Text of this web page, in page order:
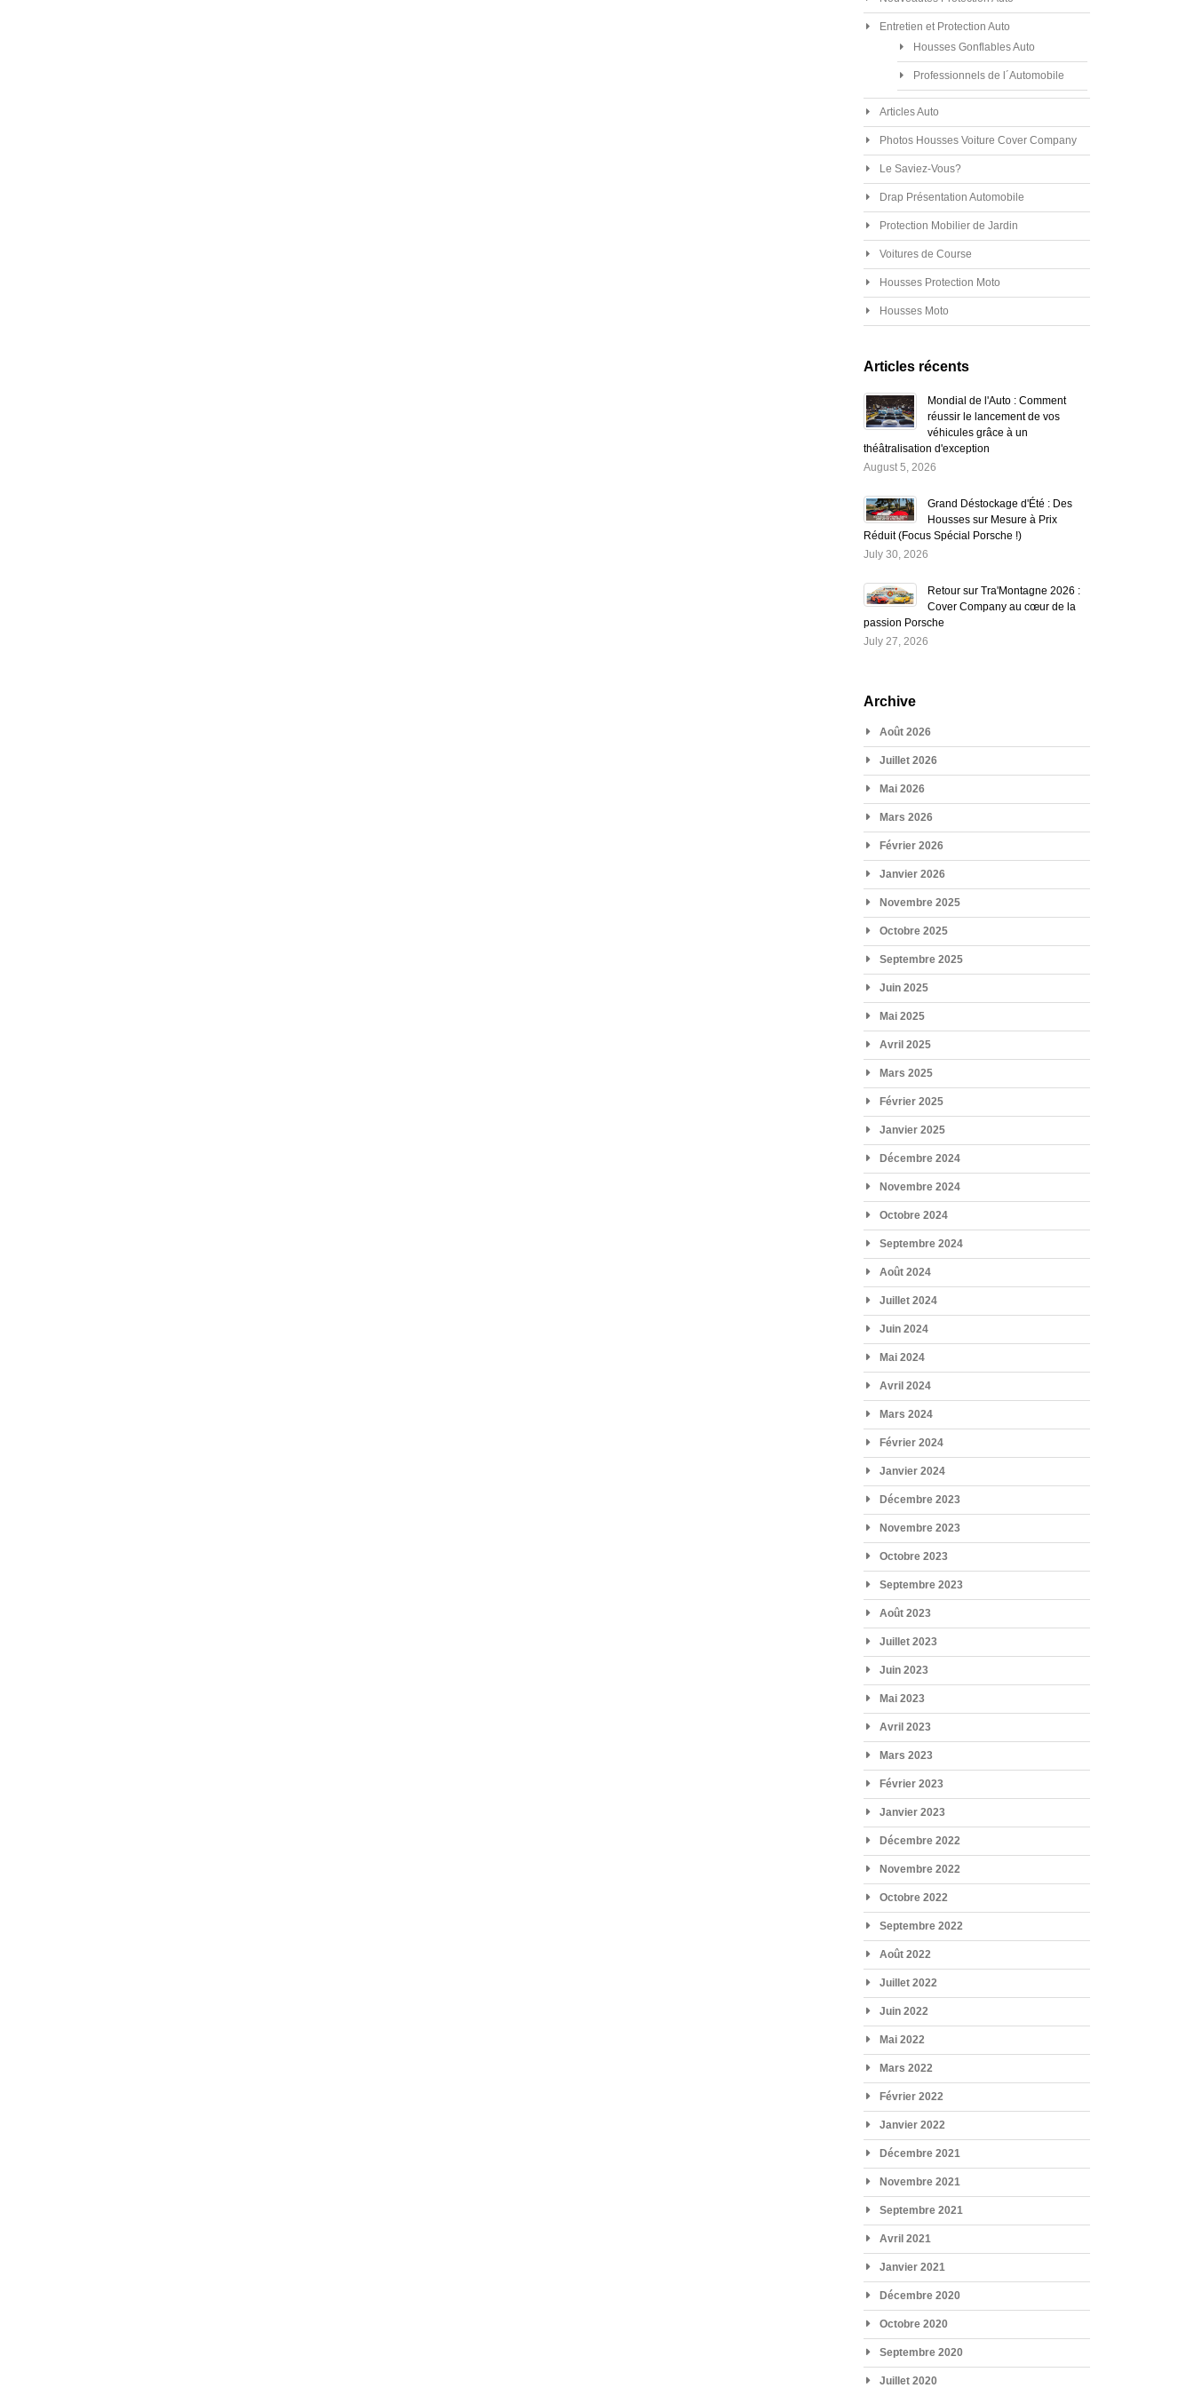
Entretien et Protection Auto
Housses Gonflables Auto
Professionnels de l´Automobile
Articles Auto
Photos Housses Voiture Cover Company
Le Saviez-Vous?
Drap Présentation Automobile
Protection Mobilier de Jardin
Voitures de Course
Housses Protection Moto
Housses Moto
Articles récents
Mondial de l'Auto : Comment
réussir le lancement de vos
véhicules grâce à un
théâtralisation d'exception
August 5, 2026
Grand Déstockage d'Été : Des
Housses sur Mesure à Prix
Réduit (Focus Spécial Porsche !)
July 30, 2026
Retour sur Tra'Montagne 2026 :
Cover Company au cœur de la
passion Porsche
July 27, 2026
Archive
Août 2026
Juillet 2026
Mai 2026
Mars 2026
Février 2026
Janvier 2026
Novembre 2025
Octobre 2025
Septembre 2025
Juin 2025
Mai 2025
Avril 2025
Mars 2025
Février 2025
Janvier 2025
Décembre 2024
Novembre 2024
Octobre 2024
Septembre 2024
Août 2024
Juillet 2024
Juin 2024
Mai 2024
Avril 2024
Mars 2024
Février 2024
Janvier 2024
Décembre 2023
Novembre 2023
Octobre 2023
Septembre 2023
Août 2023
Juillet 2023
Juin 2023
Mai 2023
Avril 2023
Mars 2023
Février 2023
Janvier 2023
Décembre 2022
Novembre 2022
Octobre 2022
Septembre 2022
Août 2022
Juillet 2022
Juin 2022
Mai 2022
Mars 2022
Février 2022
Janvier 2022
Décembre 2021
Novembre 2021
Septembre 2021
Avril 2021
Janvier 2021
Décembre 2020
Octobre 2020
Septembre 2020
Juillet 2020